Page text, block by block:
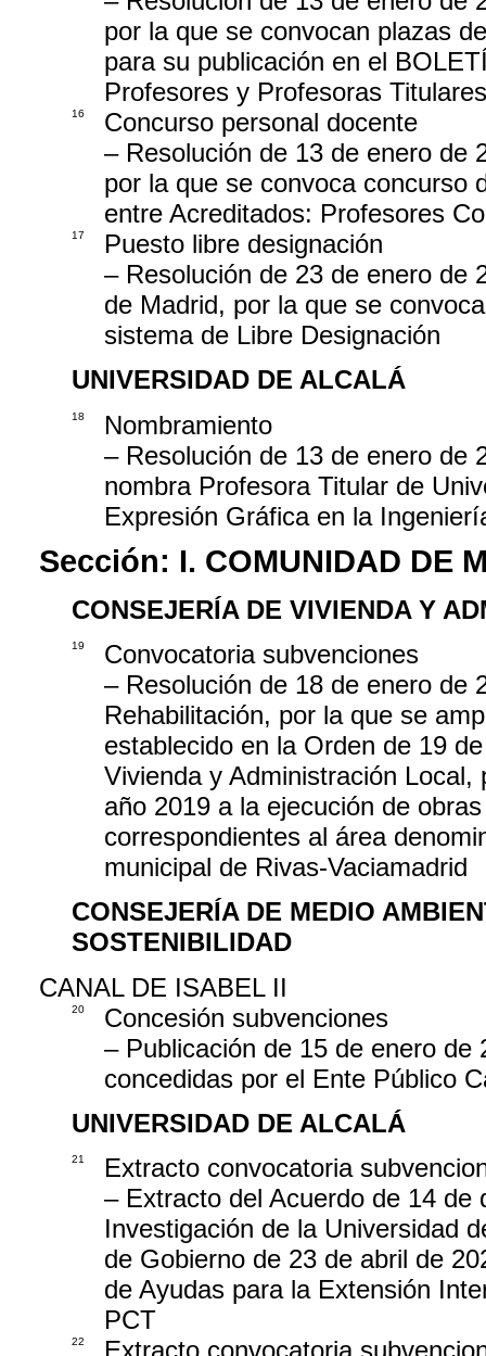
por la que se convocan plazas
para su publicación en el
Profesores y Profesoras
16
Concurso personal docente
– Resolución de 13 de enero de
por la que se convoca concurso
entre Acreditados: Profesores
17
Puesto libre designación
– Resolución de 23 de enero de
de Madrid, por la que se
sistema de Libre Designación
UNIVERSIDAD DE ALCALÁ
18
Nombramiento
– Resolución de 13 de enero de
nombra Profesora Titular de
Expresión Gráfica en la
Sección: I. COMUNIDAD DE
CONSEJERÍA DE VIVIENDA Y
19
Convocatoria subvenciones
– Resolución de 18 de enero de
Rehabilitación, por la que se
establecido en la Orden de 19
Vivienda y Administración
año 2019 a la ejecución de
correspondientes al área
municipal de Rivas-Vaciamadrid
CONSEJERÍA DE MEDIO
SOSTENIBILIDAD
CANAL DE ISABEL II
20
Concesión subvenciones
– Publicación de 15 de enero de
concedidas por el Ente Público
UNIVERSIDAD DE ALCALÁ
21
Extracto convocatoria
– Extracto del Acuerdo de 14 de
Investigación de la Universidad
de Gobierno de 23 de abril de
de Ayudas para la Extensión
PCT
22